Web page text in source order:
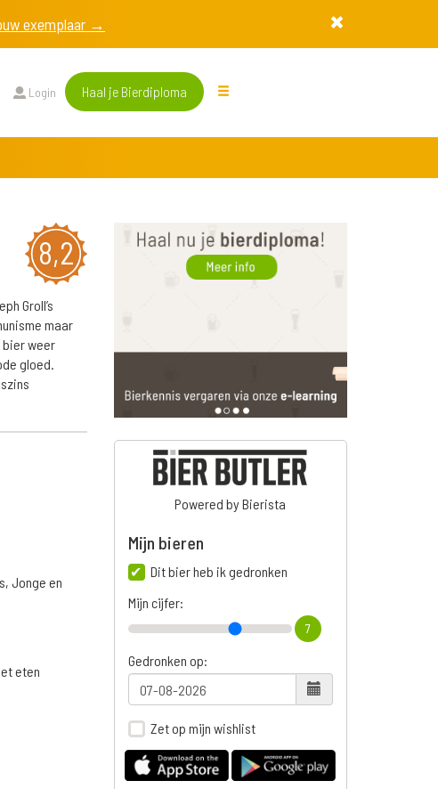
exemplaar →
Login Haal je Bierdiploma
8,2
Groll’s
maar
bier weer
gloed.
Jonge en
eten
Powered by Bierista
Mijn bieren
Dit bier heb ik gedronken
Mijn cijfer:
7
Gedronken op:
Zet op mijn wishlist